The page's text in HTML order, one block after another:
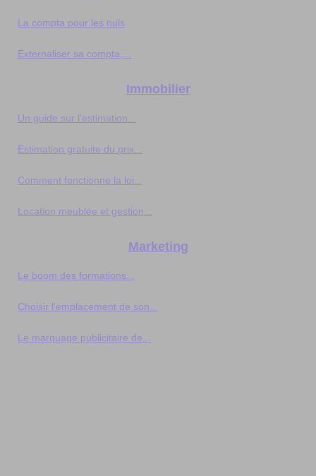
La compta pour les nuls
Externaliser sa compta,...
Immobilier
Un guide sur l'estimation...
Estimation gratuite du prix...
Comment fonctionne la loi...
Location meublée et gestion...
Marketing
Le boom des formations...
Choisir l'emplacement de son...
Le marquage publicitaire de...